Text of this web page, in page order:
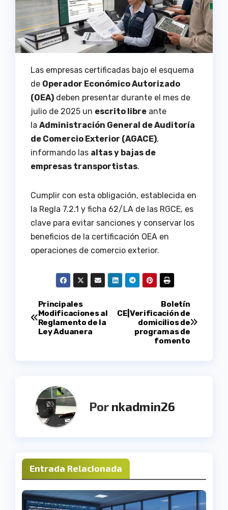
Las empresas certificadas bajo el esquema
de Operador Económico Autorizado
(OEA) deben presentar durante el mes de
julio de 2025 un escrito libre ante
la Administración General de Auditoría
de Comercio Exterior (AGACE),
informando las altas y bajas de
empresas transportistas.
Cumplir con esta obligación, establecida en
la Regla 7.2.1 y ficha 62/LA de las RGCE, es
clave para evitar sanciones y conservar los
beneficios de la certificación OEA en
operaciones de comercio exterior.
Navegación
de
Boletín
CE|Verificación de
domicilios de
programas de
fomento
Principales
Modificaciones al
Reglamento de la
Ley Aduanera
Por nkadmin26
Entrada Relacionada